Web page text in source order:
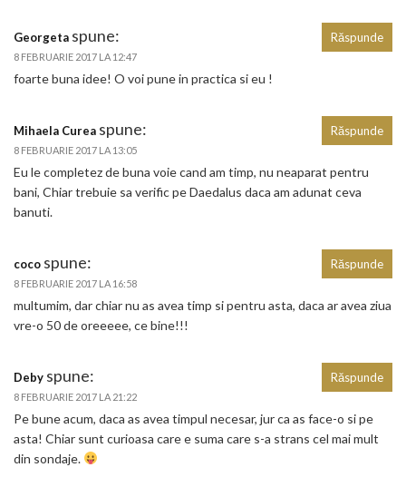
Georgeta spune:
8 FEBRUARIE 2017 LA 12:47
foarte buna idee! O voi pune in practica si eu !
Răspunde
Mihaela Curea spune:
8 FEBRUARIE 2017 LA 13:05
Eu le completez de buna voie cand am timp, nu neaparat pentru
bani, Chiar trebuie sa verific pe Daedalus daca am adunat ceva
banuti.
Răspunde
coco spune:
8 FEBRUARIE 2017 LA 16:58
multumim, dar chiar nu as avea timp si pentru asta, daca ar avea ziua
vre-o 50 de oreeeee, ce bine!!!
Răspunde
Deby spune:
8 FEBRUARIE 2017 LA 21:22
Pe bune acum, daca as avea timpul necesar, jur ca as face-o si pe
asta! Chiar sunt curioasa care e suma care s-a strans cel mai mult
din sondaje.
Răspunde